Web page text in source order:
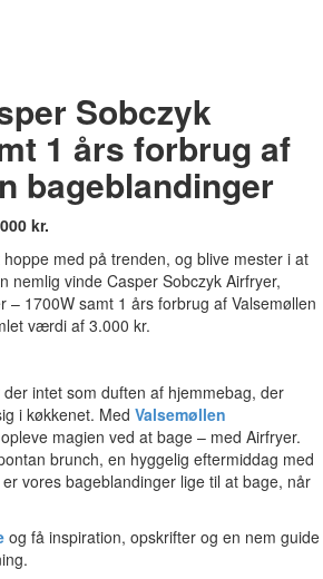
Sobczyk
1 års forbrug af
bageblandinger
kr.
med på trenden, og blive mester i at
nemlig vinde Casper Sobczyk Airfryer,
– 1700W samt 1 års forbrug af Valsemøllen
værdi af 3.000 kr.
intet som duften af hjemmebag, der
i køkkenet. Med Valsemøllen
magien ved at bage – med Airfryer.
brunch, en hyggelig eftermiddag med
vores bageblandinger lige til at bage, når
og få inspiration, opskrifter og en nem guide